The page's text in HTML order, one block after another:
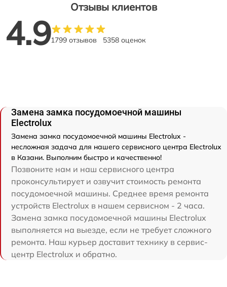
Отзывы клиентов
4.91799 отзывов 5358 оценок
Замена замка посудомоечной машины
Electrolux
Замена замка посудомоечной машины Electrolux -
несложная задача для нашего сервисного центра Electrolux
в Казани. Выполним быстро и качественно!
Позвоните нам и наш сервисного центра
проконсультирует и озвучит стоимость ремонта
посудомоечной машины. Среднее время ремонта
устройств Electrolux в нашем сервисном - 2 часа.
Замена замка посудомоечной машины Electrolux
выполняется на выезде, если не требует сложного
ремонта. Наш курьер доставит технику в сервис-
центр Electrolux и обратно.